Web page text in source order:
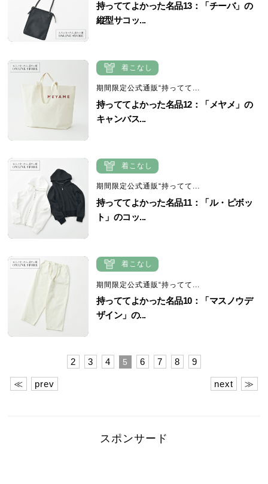
持っててよかった名品13：「チーバ」の
縦型サコッ...
着こなし
期間限定公式通販“持ってて...
持っててよかった名品12：「メヤメ」の
キャンバス...
着こなし
期間限定公式通販“持ってて...
持っててよかった名品11：「ル・ピボッ
ト」のコッ...
着こなし
期間限定公式通販“持ってて...
持っててよかった名品10：「マスノウデ
ザイン」の...
≪ prev
2 3 4 5 6 7 8 9
next ≫
スポンサード